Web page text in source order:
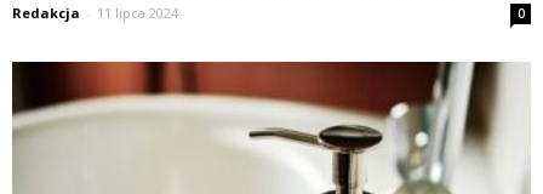
Redakcja - 11 lipca 2024 0